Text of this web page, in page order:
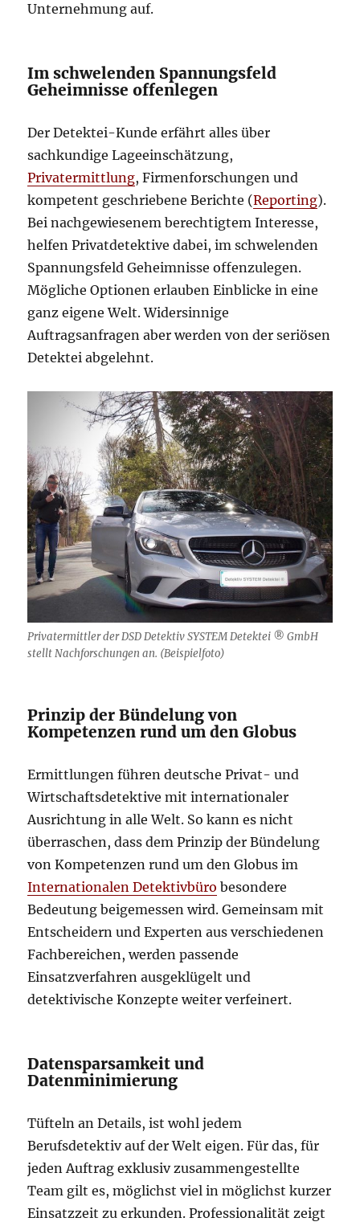
Unternehmung auf.
Im schwelenden Spannungsfeld
Geheimnisse offenlegen
Der Detektei-Kunde erfährt alles über
sachkundige Lageeinschätzung,
Privatermittlung, Firmenforschungen und
kompetent geschriebene Berichte (Reporting).
Bei nachgewiesenem berechtigtem Interesse,
helfen Privatdetektive dabei, im schwelenden
Spannungsfeld Geheimnisse offenzulegen.
Mögliche Optionen erlauben Einblicke in eine
ganz eigene Welt. Widersinnige
Auftragsanfragen aber werden von der seriösen
Detektei abgelehnt.
Privatermittler der DSD Detektiv SYSTEM Detektei ® GmbH
stellt Nachforschungen an. (Beispielfoto)
Prinzip der Bündelung von
Kompetenzen rund um den Globus
Ermittlungen führen deutsche Privat- und
Wirtschaftsdetektive mit internationaler
Ausrichtung in alle Welt. So kann es nicht
überraschen, dass dem Prinzip der Bündelung
von Kompetenzen rund um den Globus im
Internationalen Detektivbüro besondere
Bedeutung beigemessen wird. Gemeinsam mit
Entscheidern und Experten aus verschiedenen
Fachbereichen, werden passende
Einsatzverfahren ausgeklügelt und
detektivische Konzepte weiter verfeinert.
Datensparsamkeit und
Datenminimierung
Tüfteln an Details, ist wohl jedem
Berufsdetektiv auf der Welt eigen. Für das, für
jeden Auftrag exklusiv zusammengestellte
Team gilt es, möglichst viel in möglichst kurzer
Einsatzzeit zu erkunden. Professionalität zeigt